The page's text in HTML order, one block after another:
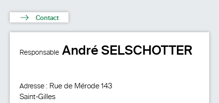
Contact
Responsable André SELSCHOTTER
Adresse : Rue de Mérode 143
Saint-Gilles